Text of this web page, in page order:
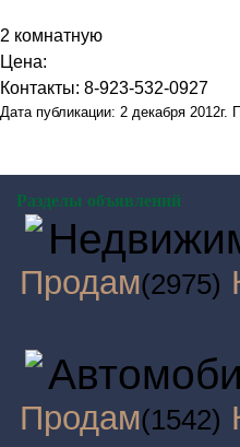
2 комнатную
Цена:
Контакты: 8-923-532-0927
Дата публикации: 2 декабря 2012г.
Разделы объявлений
Продам(2975)
Продам(1542)